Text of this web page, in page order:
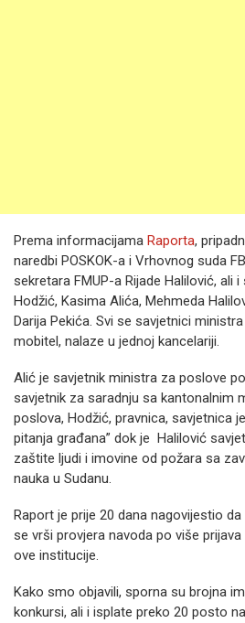
Prema informacijama Raporta,
naredbi POSKOK-a i Vrhovnog suda
sekretara FMUP-a Rijade Halilović, ali i
Hodžić, Kasima Alića, Mehmeda
Darija Pekića. Svi se savjetnici
mobitel, nalaze u jednoj kancelariji.
Alić je savjetnik ministra za poslove
savjetnik za saradnju sa kantonalnim
poslova, Hodžić, pravnica, savjetnica
pitanja građana” dok je Halilović
zaštite ljudi i imovine od požara sa
nauka u Sudanu.
Raport je prije 20 dana nagovijestio da
se vrši provjera navoda po više
ove institucije.
Kako smo objavili, sporna su brojna
konkursi, ali i isplate preko 20 posto